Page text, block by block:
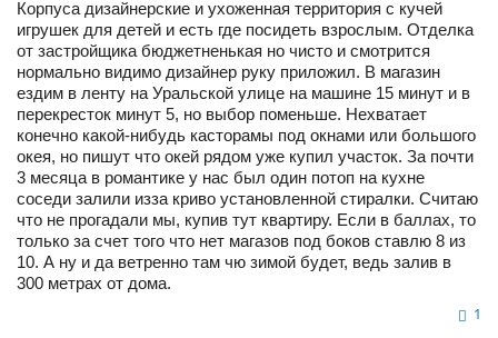
Корпуса дизайнерские и ухоженная территория с кучей
игрушек для детей и есть где посидеть взрослым. Отделка
от застройщика бюджетненькая но чисто и смотрится
нормально видимо дизайнер руку приложил. В магазин
ездим в ленту на Уральской улице на машине 15 минут и в
перекресток минут 5, но выбор поменьше. Нехватает
конечно какой-нибудь касторамы под окнами или большого
окея, но пишут что окей рядом уже купил участок. За почти
3 месяца в романтике у нас был один потоп на кухне
соседи залили изза криво установленной стиралки. Считаю
что не прогадали мы, купив тут квартиру. Если в баллах, то
только за счет того что нет магазов под боков ставлю 8 из
10. А ну и да ветренно там чю зимой будет, ведь залив в
300 метрах от дома.
1